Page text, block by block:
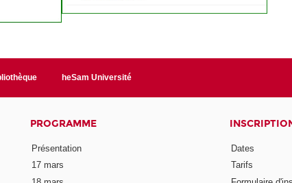
heSam Université
PROGRAMME
Présentation
17 mars
Dates
Tarifs